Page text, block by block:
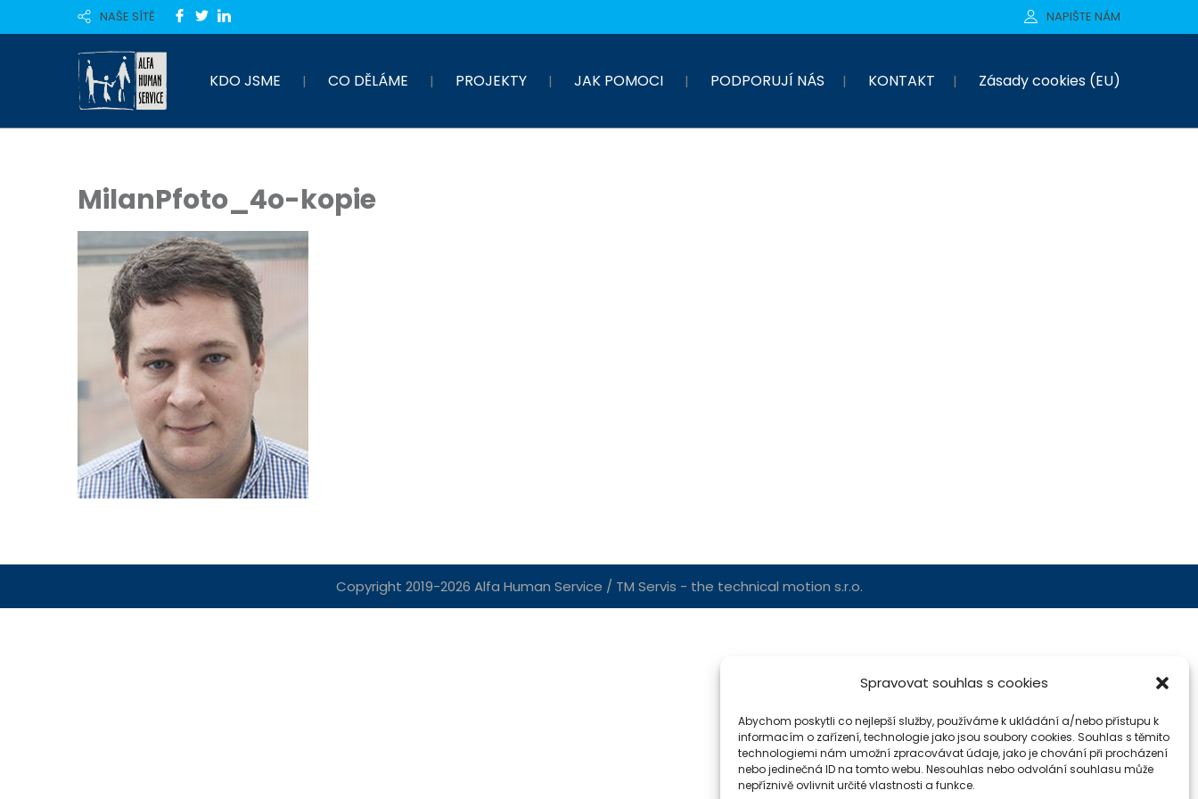
Spravovat souhlas s cookies
Abychom poskytli co nejlepší služby, používáme k ukládání a/nebo přístupu k
informacím o zařízení, technologie jako jsou soubory cookies. Souhlas s těmito
technologiemi nám umožní zpracovávat údaje, jako je chování při procházení
nebo jedinečná ID na tomto webu. Nesouhlas nebo odvolání souhlasu může
nepříznivě ovlivnit určité vlastnosti a funkce.
NAŠE SÍTĚ NAPIŠTE NÁM
KDO JSME CO DĚLÁME PROJEKTY JAK POMOCI PODPORUJÍ NÁS KONTAKT Zásady cookies (EU)
MilanPfoto_4o-kopie
Copyright 2019-2026 Alfa Human Service / TM Servis - the technical motion s.r.o.